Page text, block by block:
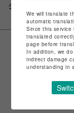
シェアする
We will translate
automatic
Since this service
translated
page before
In addition, we
indirect damage
understanding in